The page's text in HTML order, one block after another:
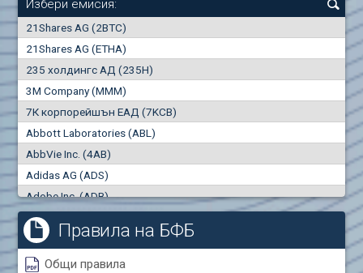
Избери емисия:
21Shares AG (2BTC)
21Shares AG (ETHA)
235 холдингс АД (235H)
3M Company (MMM)
7К корпорейшън ЕАД (7KCB)
Abbott Laboratories (ABL)
AbbVie Inc. (4AB)
Adidas AG (ADS)
Adobe Inc. (ADB)
Advanced Micro Devices Inc. (AMD)
Agrana Beteiligungs AG (AGB2)
Air Canada Inc. (ADH2)
0000
0.000
Най-добра
"купува"
0
Най-добра
0
Сделки
0
Оборот (евро)
0
Правила на БФБ
Общи правила